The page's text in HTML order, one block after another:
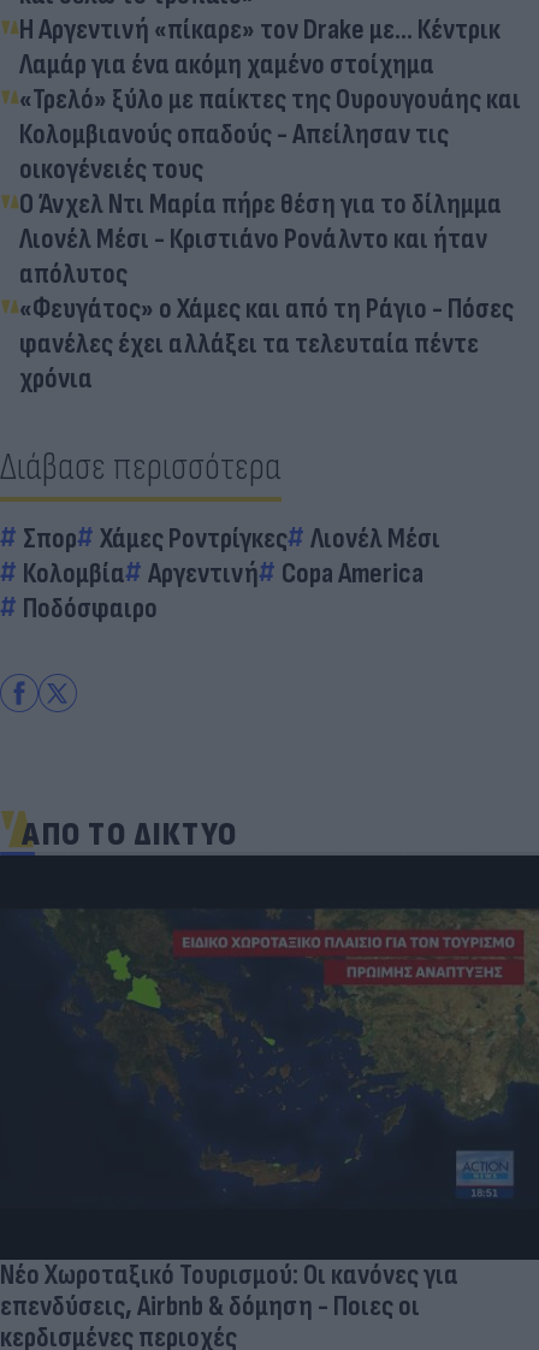
Η Αργεντινή «πίκαρε» τον Drake με... Κέντρικ
Λαμάρ για ένα ακόμη χαμένο στοίχημα
«Τρελό» ξύλο με παίκτες της Ουρουγουάης και
Κολομβιανούς οπαδούς - Απείλησαν τις
οικογένειές τους
Ο Άνχελ Ντι Μαρία πήρε θέση για το δίλημμα
Λιονέλ Μέσι - Κριστιάνο Ρονάλντο και ήταν
απόλυτος
«Φευγάτος» ο Χάμες και από τη Ράγιο - Πόσες
φανέλες έχει αλλάξει τα τελευταία πέντε
χρόνια
Διάβασε περισσότερα
Σπορ Χάμες Ροντρίγκες
Λιονέλ Μέσι
Κολομβία
Αργεντινή
Copa America
Ποδόσφαιρο
ΑΠΟ ΤΟ ΔΙΚΤΥΟ
Πριν από τη δόξα, υπήρξε ένας πατέρας που